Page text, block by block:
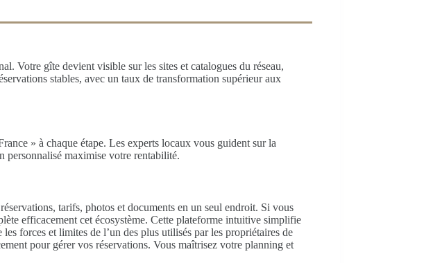
Votre gîte devient visible sur les sites et catalogues du réseau,
stables, avec un taux de transformation supérieur aux
» à chaque étape. Les experts locaux vous guident sur la
personnalisé maximise votre rentabilité.
tarifs, photos et documents en un seul endroit. Si vous
efficacement cet écosystème. Cette plateforme intuitive simplifie
les forces et limites de l’un des plus utilisés par les propriétaires de
pour gérer vos réservations. Vous maîtrisez votre planning et